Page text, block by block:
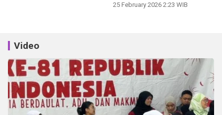
25 February 2026 2:23 WIB
Video